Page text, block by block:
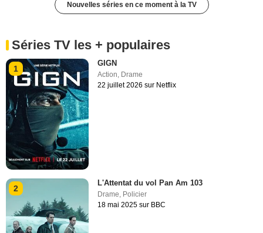
Nouvelles séries en ce moment à la TV
Séries TV les + populaires
1
GIGN
Action, Drame
22 juillet 2026 sur Netflix
2
L'Attentat du vol Pan Am 103
Drame Policier
18 mai 2025 sur BBC